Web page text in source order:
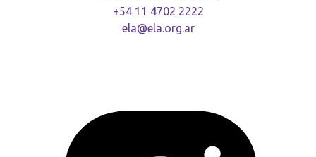
+54 11 4702 2222
ela@ela.org.ar